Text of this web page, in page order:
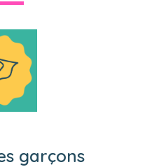
garçons